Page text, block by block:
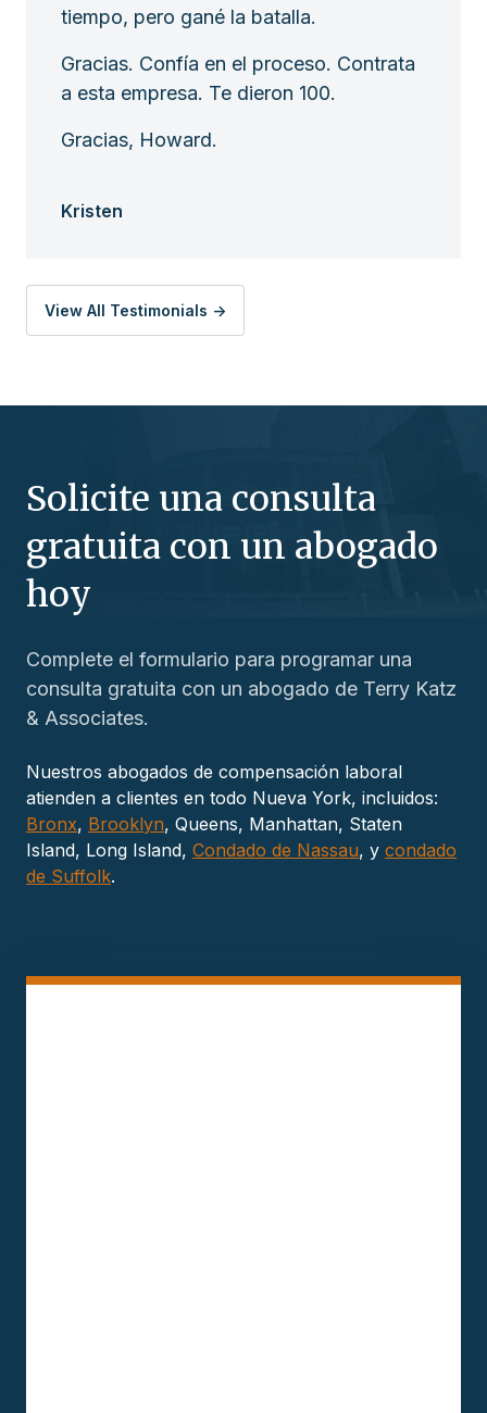
tiempo, pero gané la batalla.
Gracias. Confía en el proceso. Contrata
a esta empresa. Te dieron 100.
Gracias, Howard.
Kristen
View All Testimonials ->
Solicite una consulta
gratuita con un abogado
hoy
Complete el formulario para programar una
consulta gratuita con un abogado de Terry Katz
& Associates.
Nuestros abogados de compensación laboral
atienden a clientes en todo Nueva York, incluidos:
Bronx, Brooklyn, Queens, Manhattan, Staten
Island, Long Island, Condado de Nassau, y condado
de Suffolk.